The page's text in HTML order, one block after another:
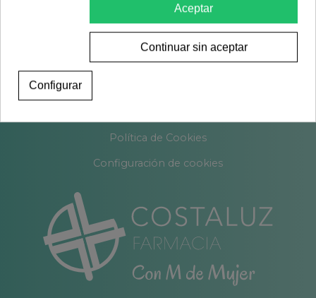
Contacto
Sobre nosotros
Política de Cookies
Configuración de cookies
Aceptar
Continuar sin aceptar
Configurar